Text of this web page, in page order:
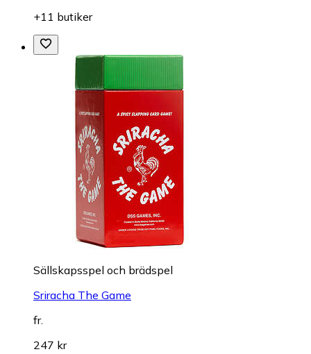
+11 butiker
Sällskapsspel och brädspel
Sriracha The Game
fr.
247 kr